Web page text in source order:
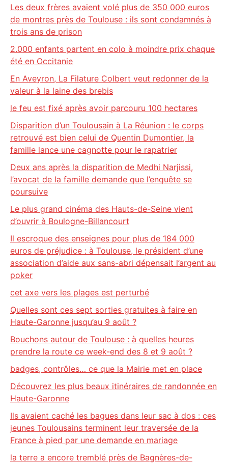
Les deux frères avaient volé plus de 350 000 euros
de montres près de Toulouse : ils sont condamnés à
trois ans de prison
2.000 enfants partent en colo à moindre prix chaque
été en Occitanie
En Aveyron, La Filature Colbert veut redonner de la
valeur à la laine des brebis
le feu est fixé après avoir parcouru 100 hectares
Disparition d’un Toulousain à La Réunion : le corps
retrouvé est bien celui de Quentin Dumontier, la
famille lance une cagnotte pour le rapatrier
Deux ans après la disparition de Medhi Narjissi,
l’avocat de la famille demande que l’enquête se
poursuive
Le plus grand cinéma des Hauts-de-Seine vient
d’ouvrir à Boulogne-Billancourt
Il escroque des enseignes pour plus de 184 000
euros de préjudice : à Toulouse, le président d’une
association d’aide aux sans-abri dépensait l’argent au
poker
cet axe vers les plages est perturbé
Quelles sont ces sept sorties gratuites à faire en
Haute-Garonne jusqu’au 9 août ?
Bouchons autour de Toulouse : à quelles heures
prendre la route ce week-end des 8 et 9 août ?
badges, contrôles… ce que la Mairie met en place
Découvrez les plus beaux itinéraires de randonnée en
Haute-Garonne
Ils avaient caché les bagues dans leur sac à dos : ces
jeunes Toulousains terminent leur traversée de la
France à pied par une demande en mariage
la terre a encore tremblé près de Bagnères-de-